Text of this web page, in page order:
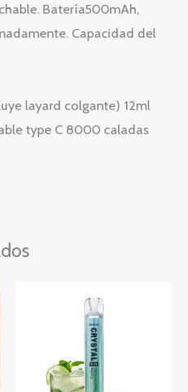
Batería500mAh,
Capacidad del
layard colgante) 12ml
type C 8000 caladas